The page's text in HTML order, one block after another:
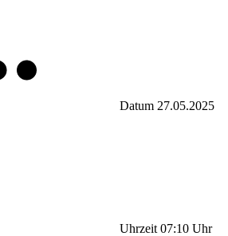
Datum 27.05.2025
Uhrzeit 07:10 Uhr